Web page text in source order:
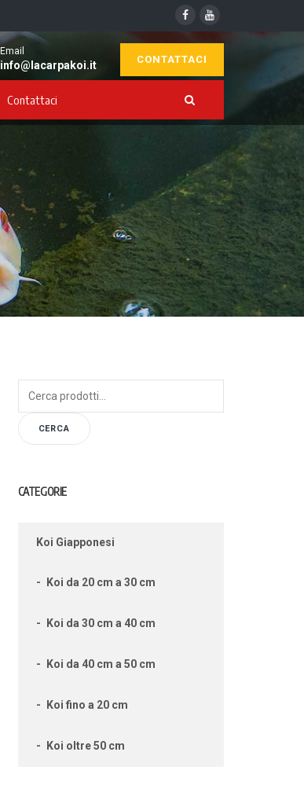
Email
info@lacarpakoi.it CONTATTACI
Contattaci
CERCA
CATEGORIE
Koi Giapponesi
Koi da 20 cm a 30 cm
Koi da 30 cm a 40 cm
Koi da 40 cm a 50 cm
Koi fino a 20 cm
Koi oltre 50 cm